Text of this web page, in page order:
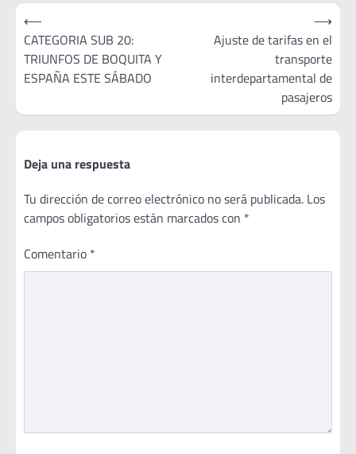
Navegación
de
entradas
⟵
CATEGORIA SUB 20:
TRIUNFOS DE BOQUITA Y
ESPAÑA ESTE SÁBADO
Ajuste de tarifas en el
transporte
interdepartamental de
pasajeros
⟶
Deja una respuesta
Tu dirección de correo electrónico no será publicada. Los
campos obligatorios están marcados con *
Comentario *